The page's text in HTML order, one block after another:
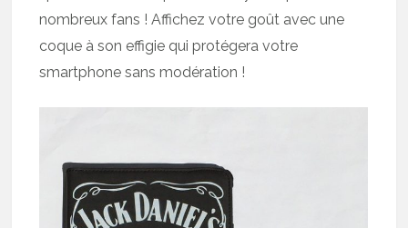
nombreux fans ! Affichez votre goût avec une
coque à son effigie qui protégera votre
smartphone sans modération !